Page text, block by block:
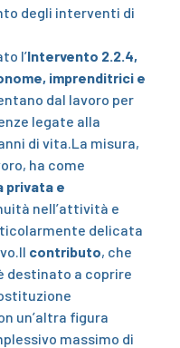
degli interventi di
l’Intervento 2.2.4,
imprenditrici e
dal lavoro per
legate alla
di vita.La misura,
ha come
privata e
nell’attività e
delicata
contributo, che
destinato a coprire
un’altra figura
massimo di